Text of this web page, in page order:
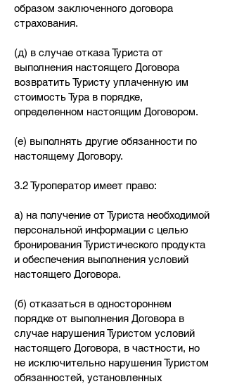
образом заключенного договора
страхования.
(д) в случае отказа Туриста от
выполнения настоящего Договора
возвратить Туристу уплаченную им
стоимость Тура в порядке,
определенном настоящим Договором.
(е) выполнять другие обязанности по
настоящему Договору.
3.2 Туроператор имеет право:
а) на получение от Туриста необходимой
персональной информации с целью
бронирования Туристического продукта
и обеспечения выполнения условий
настоящего Договора.
(б) отказаться в одностороннем
порядке от выполнения Договора в
случае нарушения Туристом условий
настоящего Договора, в частности, но
не исключительно нарушения Туристом
обязанностей, установленных